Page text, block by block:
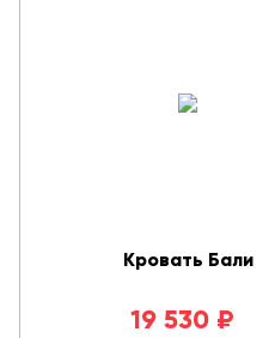
Кровать Бали
19 530 ₽